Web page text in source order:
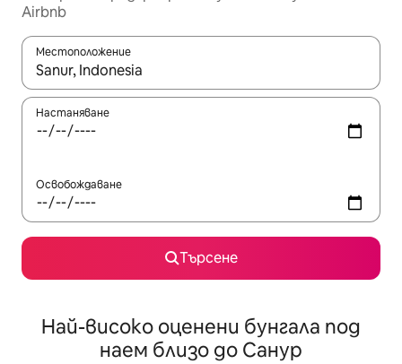
Airbnb
Местоположение
Когато резултатите се покажат, използвайте
Настаняване
Освобождаване
Търсене
Най-високо оценени бунгала под
наем близо до Санур